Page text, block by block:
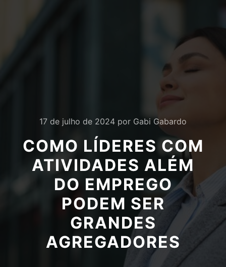
17 de julho de 2024 por Gabi Gabardo
COMO LÍDERES COM
ATIVIDADES ALÉM
DO EMPREGO
PODEM SER
GRANDES
AGREGADORES